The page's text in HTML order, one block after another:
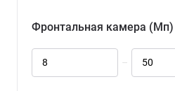
Фронтальная камера (Мп)
–